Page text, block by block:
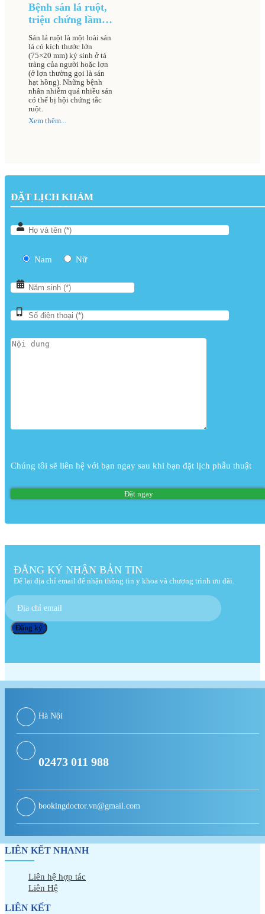
Bệnh sán lá ruột,
triệu chứng lầm
trị
Sán lá ruột là một loài sán
lá có kích thước lớn
(75×20 mm) ký sinh ở tá
tràng của người hoặc lợn
(ở lợn thường gọi là sán
hạt hồng). Những bệnh
nhân nhiễm quá nhiều sán
có thể bị hội chứng tắc
ruột.
Xem thêm...
ĐẶT LỊCH KHÁM
Nam Nữ
Chúng tôi sẽ liên hệ với bạn ngay sau khi bạn đặt lịch phẫu thuật
ĐĂNG KÝ NHẬN BẢN TIN
Để lại địa chỉ email để nhận thông tin y khoa và chương trình ưu đãi.
Hà Nội
02473 011 988
bookingdoctor.vn@gmail.com
LIÊN KẾT NHANH
Liên hệ hợp tác
Liên Hệ
LIÊN KẾT